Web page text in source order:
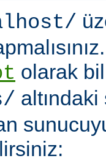
olarak